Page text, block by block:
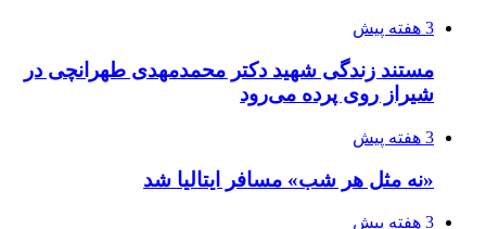
3 هفته پیش
مستند زندگی شهید دکتر محمدمهدی طهرانچی در
شیراز روی پرده می‌رود
3 هفته پیش
«نه مثل هر شب» مسافر ایتالیا شد
3 هفته پیش